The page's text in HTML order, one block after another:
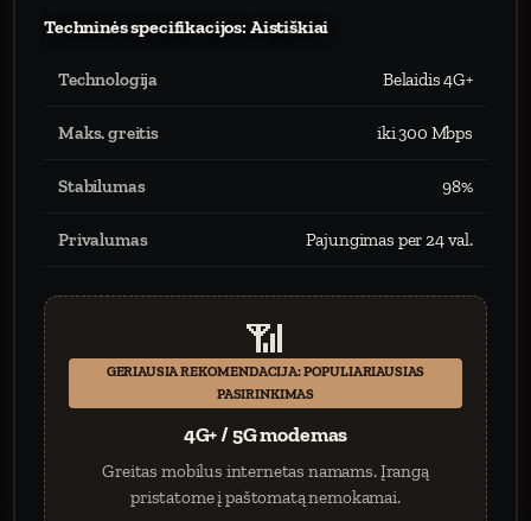
Techninės specifikacijos: Aistiškiai
Technologija Belaidis 4G+
Maks. greitis iki 300 Mbps
Stabilumas 98%
Privalumas Pajungimas per 24 val.
📶
GERIAUSIA REKOMENDACIJA: POPULIARIAUSIAS
PASIRINKIMAS
4G+ / 5G modemas
Greitas mobilus internetas namams. Įrangą
pristatome į paštomatą nemokamai.